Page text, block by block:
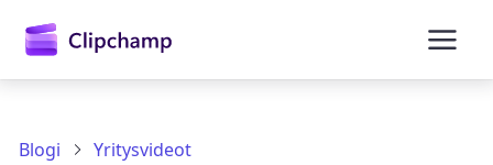
Blogi Yritysvideot